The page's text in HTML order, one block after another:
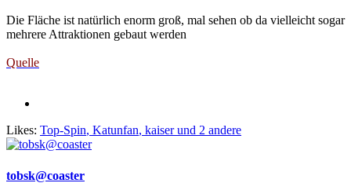
Die Fläche ist natürlich enorm groß, mal sehen ob da vielleicht sogar
mehrere Attraktionen gebaut werden
Quelle
Likes: Top-Spin, Katunfan, kaiserund 2 andere
tobsk@coaster